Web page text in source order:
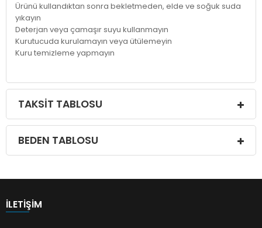
Ürünü kullandıktan sonra bekletmeden, elde ve soğuk suda
yıkayın
Deterjan veya çamaşır suyu kullanmayın
Kurutucuda kurulamayın veya ütülemeyin
Kuru temizleme yapmayın
TAKSIT TABLOSU
BEDEN TABLOSU
İLETIŞIM